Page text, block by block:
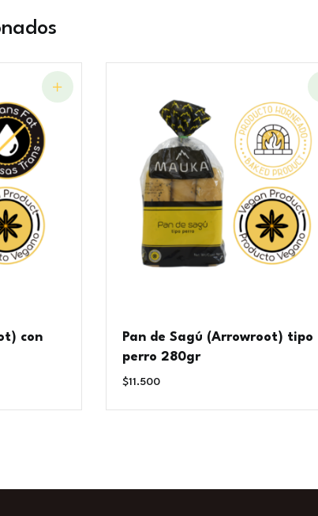
con
Pan de Sagú (Arrowroot) tipo
perro 280gr
$11.500